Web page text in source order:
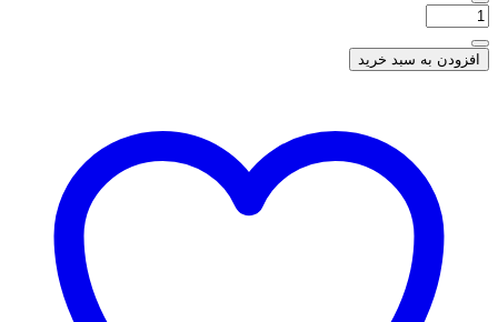
افزودن به سبد خرید